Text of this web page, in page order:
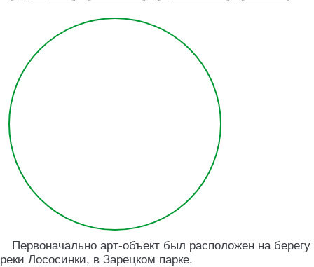
Первоначально арт-объект был расположен на берегу
реки Лососинки, в Зарецком парке.